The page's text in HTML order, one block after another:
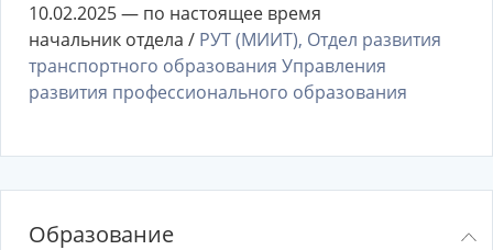
10.02.2025 — по настоящее время
начальник отдела / РУТ (МИИТ), Отдел развития
транспортного образования Управления
развития профессионального образования
Образование